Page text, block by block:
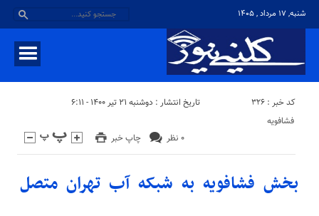
شنبه, ۱۷ مرداد , ۱۴۰۵
کد خبر : 326 تاریخ انتشار : دوشنبه ۲۱ تیر ۱۴۰۰ - ۶:۱۱
چاپ خبر ۰ نظر
فشافویه
بخش فشافویه به شبکه آب تهران متصل